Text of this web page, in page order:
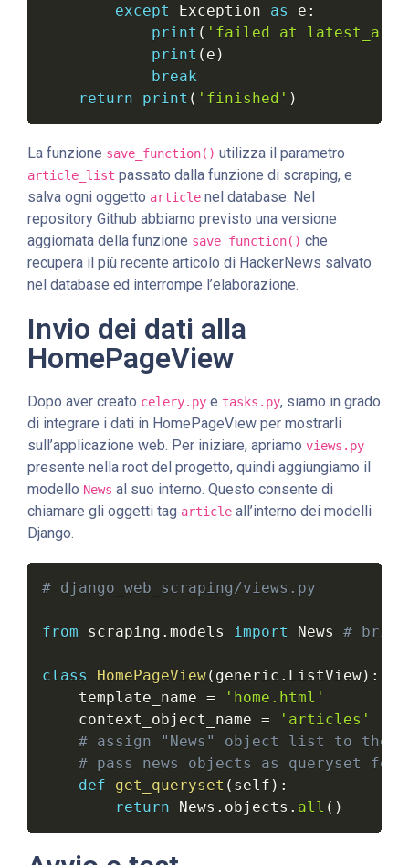
except
Exception as e :
print ( 'failed at
print ( e )
break
return
print ( 'finished' )
La funzione save_function() utilizza il parametro
article_list passato dalla funzione di scraping, e
salva ogni oggetto article nel database. Nel
repository Github abbiamo previsto una versione
aggiornata della funzione save_function() che
recupera il più recente articolo di HackerNews salvato
nel database ed interrompe l’elaborazione.
Invio dei dati alla
HomePageView
Dopo aver creato celery.py e tasks.py, siamo in grado
di integrare i dati in HomePageView per mostrarli
sull’applicazione web. Per iniziare, apriamo views.py
presente nella root del progetto, quindi aggiungiamo il
modello News al suo interno. Questo consente di
chiamare gli oggetti tag article all’interno dei modelli
Django.
# django_web_scraping/views.py
from scraping . models import News #
class HomePageView( generic . ListView) :
    template_name
=
'home.html'
    context_object_name
=
'articles'
# assign "News" object list to the
# pass news objects as queryset
def
get_queryset ( self ) :
return News . objects . all ( )